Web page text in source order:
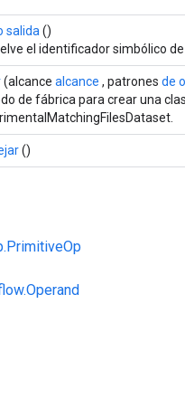
salida ()
el identificador simbólico
(alcance alcance , patrones de
de fábrica para crear una
()